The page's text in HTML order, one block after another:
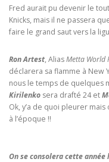
Fred aurait pu devenir le
Knicks, mais il ne passera
faire le grand saut vers la
Ron Artest, AliasMetta World
déclarera sa flamme à New
nous le temps de quelques
Kirilenko sera drafté 24 et
Ok, y’a de quoi pleurer
à l’époque !!
On se consolera cette